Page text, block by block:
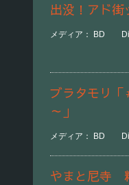
出没！アド街
メディア： BD
ブラタモリ
～」
メディア： BD
やまと尼寺